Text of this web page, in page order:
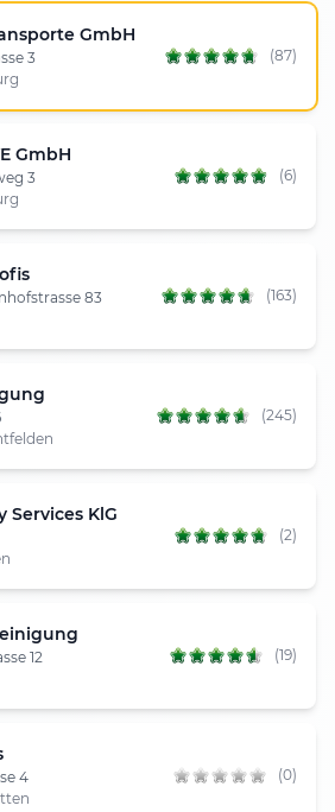
GmbH
3
(87)
GmbH
3
(6)
83
(163)
(245)
Services KlG
(2)
12
(19)
4
(0)